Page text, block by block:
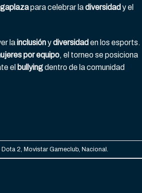
para celebrar ladiversidad y el
lainclusiónydiversidad en los esports.
por equipo, el torneo se posiciona
el bullyingdentro de la comunidad
,Dota 2 ,Movistar Gameclub ,Nacional